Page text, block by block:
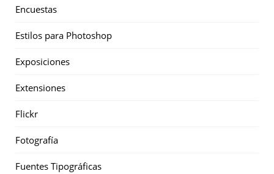
Encuestas
Estilos para Photoshop
Exposiciones
Extensiones
Flickr
Fotografía
Fuentes Tipográficas